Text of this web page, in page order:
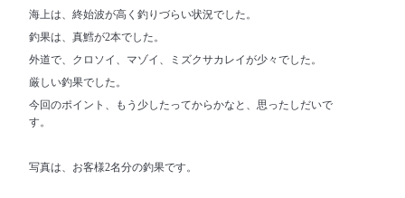
海上は、終始波が高く釣りづらい状況でした。
釣果は、真鱈が2本でした。
外道で、クロソイ、マゾイ、ミズクサカレイが少々でした。
厳しい釣果でした。
今回のポイント、もう少したってからかなと、思ったしだいで
す。
写真は、お客様2名分の釣果です。